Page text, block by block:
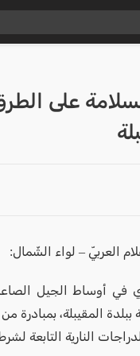
على
العربيّ – لواء الشّمال:
في أوساط الجيل
المقيبلة، بمبادرة
النارية التابعة